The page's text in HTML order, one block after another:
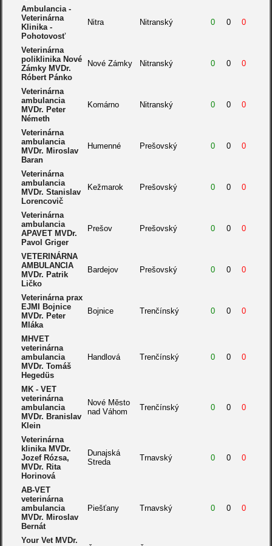
Ambulancia -
Veterinárna
Klinika -
Pohotovosť
Nitra Nitranský 0 0 0
Veterinárna
poliklinika Nové
Zámky MVDr.
Róbert Pánko
Nové Zámky Nitranský 0 0 0
Veterinárna
ambulancia
MVDr. Peter
Németh
Komárno Nitranský 0 0 0
Veterinárna
ambulancia
MVDr. Miroslav
Baran
Humenné Prešovský 0 0 0
Veterinárna
ambulancia
MVDr. Stanislav
Lorencovič
Kežmarok Prešovský 0 0 0
Veterinárna
ambulancia
APAVET MVDr.
Pavol Griger
Prešov Prešovský 0 0 0
VETERINÁRNA
AMBULANCIA
MVDr. Patrik
Ličko
Bardejov Prešovský 0 0 0
Veterinárna prax
EJMI Bojnice
MVDr. Peter
Mláka
Bojnice Trenčínský 0 0 0
MHVET
veterinárna
ambulancia
MVDr. Tomáš
Hegedüs
Handlová Trenčínský 0 0 0
MK - VET
veterinárna
ambulancia
MVDr. Branislav
Klein
Nové Město
nad Váhom
Trenčínský 0 0 0
Veterinárna
klinika MVDr.
Jozef Rózsa,
MVDr. Rita
Horinová
Dunajská
Streda
Trnavský 0 0 0
AB-VET
veterinárna
ambulancia
MVDr. Miroslav
Bernát
Piešťany Trnavský 0 0 0
Your Vet MVDr.